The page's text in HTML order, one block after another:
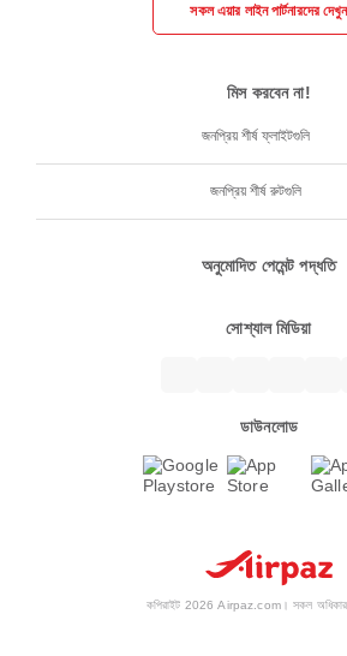
সকল এয়ার লাইন পার্টনারদের দেখুন
মিস করবেন না!
জনপ্রিয় শীর্ষ ফ্লাইটগুলি
জনপ্রিয় শীর্ষ রুটগুলি
অনুমোদিত পেমেন্ট পদ্ধতি
সোশ্যাল মিডিয়া
ডাউনলোড
কপিরাইট 2026 Airpaz.com। সকল অধিকার